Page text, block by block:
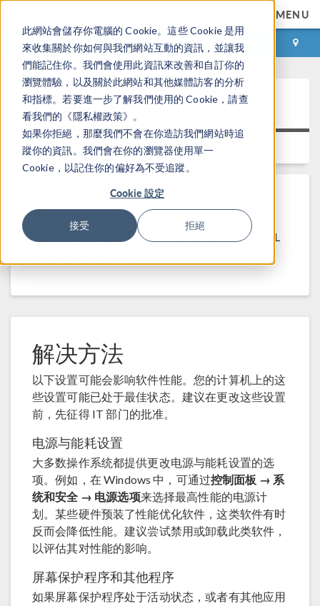
此網站會儲存你電腦的 Cookie。這些 Cookie 是用
來收集關於你如何與我們網站互動的資訊，並讓我
們能記住你。我們會使用此資訊來改善和自訂你的
瀏覽體驗，以及關於此網站和其他媒體訪客的分析
和指標。若要進一步了解我們使用的 Cookie，請查
看我們的《隱私權政策》。
如果你拒絕，那麼我們不會在你造訪我們網站時追
蹤你的資訊。我們會在你的瀏覽器使用單一
Cookie，以記住你的偏好為不受追蹤。
Cookie 設定
接受 拒絕
MENU
登录 咨询与购买
计算机性能调优
适用版本:所有版本
问题描述
是否有操作系统层面的设置可用于提升 COMSOL
解决方法
以下设置可能会影响软件性能。您的计算机上的这
些设置可能已处于最佳状态。建议在更改这些设置
前，先征得 IT 部门的批准。
电源与能耗设置
大多数操作系统都提供更改电源与能耗设置的选
项。例如，在 Windows 中，可通过控制面板 → 系
统和安全 → 电源选项来选择最高性能的电源计
划。 ​​ 某些硬件预装了性能优化软件，这类软件有时
反而会降低性能。建议尝试禁用或卸载此类软件，
以评估其对性能的影响。
屏幕保护程序和其他程序
如果屏幕保护程序处于活动状态，或者有其他应用